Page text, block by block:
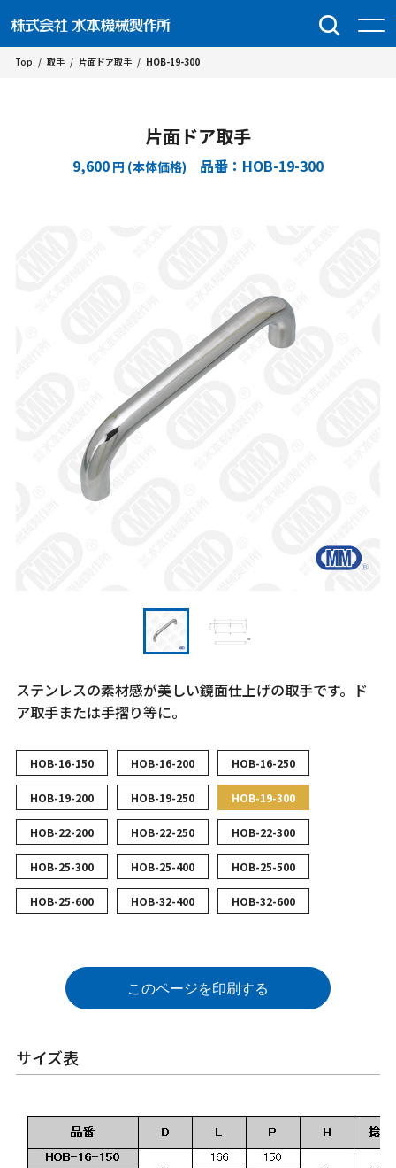
Top / 取手 / 片面ドア取手 / HOB-19-300
片面ドア取手
9,600 円 (本体価格) 品番：HOB-19-300
ステンレスの素材感が美しい鏡面仕上げの取手です。ド
ア取手または手摺り等に。
HOB-16-150 HOB-16-200 HOB-16-250
HOB-19-200 HOB-19-250 HOB-19-300
HOB-22-200 HOB-22-250 HOB-22-300
HOB-25-300 HOB-25-400 HOB-25-500
HOB-25-600 HOB-32-400 HOB-32-600
このページを印刷する
サイズ表